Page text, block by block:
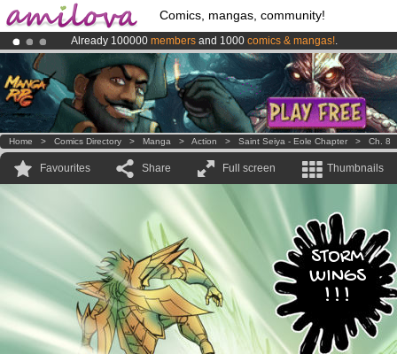
Comics, mangas, community!
Already 100000 members and 1000 comics & mangas!.
Premium membership from3.95 eurosper month !Get membership
AmilovaKickstarter is now LIVE!.
Home > Comics Directory > Manga > Action > Saint Seiya - Eole Chapter > Ch. 8
Favourites Share Full screen Thumbnails
STORM
WINGS
! ! !